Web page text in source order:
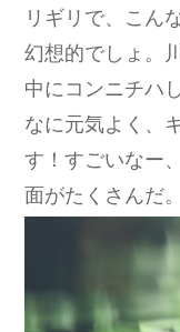
リギリで、こん
幻想的でしょ。
中にコンニチハ
なに元気よく、
す！すごいなー
面がたくさんだ。